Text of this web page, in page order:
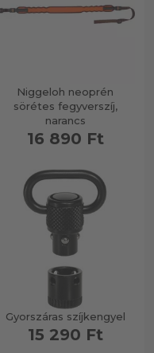
Niggeloh neoprén
sörétes fegyverszíj,
narancs
16 890 Ft
Gyorszáras szíjkengyel
15 290 Ft